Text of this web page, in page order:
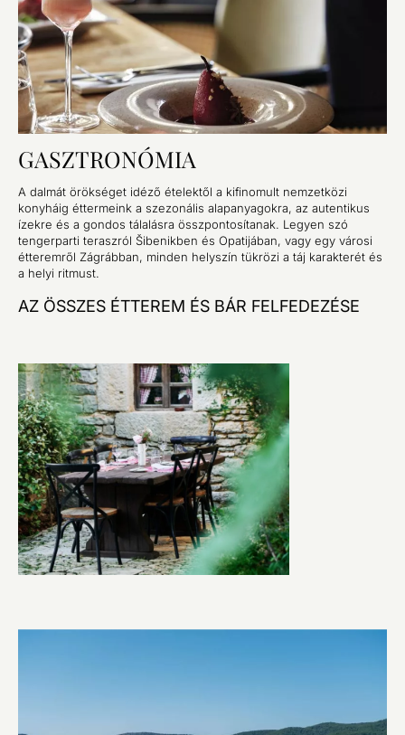
GASZTRONÓMIA
A dalmát örökséget idéző ételektől a kifinomult nemzetközi
konyháig éttermeink a szezonális alapanyagokra, az autentikus
ízekre és a gondos tálalásra összpontosítanak. Legyen szó
tengerparti teraszról Šibenikben és Opatijában, vagy egy városi
étteremről Zágrábban, minden helyszín tükrözi a táj karakterét és
a helyi ritmust.
AZ ÖSSZES ÉTTEREM ÉS BÁR FELFEDEZÉSE